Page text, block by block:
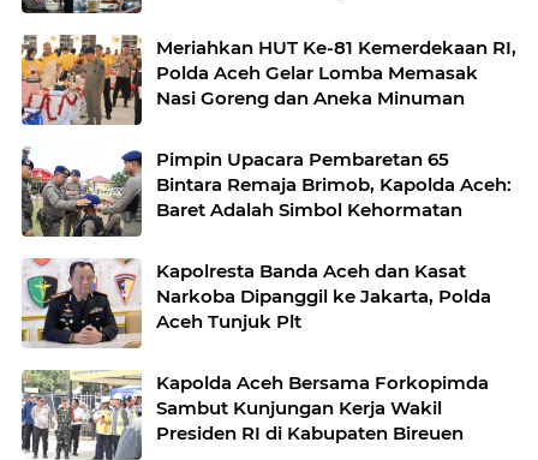
Meriahkan HUT Ke-81 Kemerdekaan RI,
Polda Aceh Gelar Lomba Memasak
Nasi Goreng dan Aneka Minuman
Pimpin Upacara Pembaretan 65
Bintara Remaja Brimob, Kapolda Aceh:
Baret Adalah Simbol Kehormatan
Kapolresta Banda Aceh dan Kasat
Narkoba Dipanggil ke Jakarta, Polda
Aceh Tunjuk Plt
Kapolda Aceh Bersama Forkopimda
Sambut Kunjungan Kerja Wakil
Presiden RI di Kabupaten Bireuen